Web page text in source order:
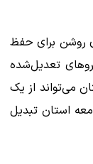
روشن برای حفظ
تعدیل‌شده
می‌تواند از یک
استان تبدیل